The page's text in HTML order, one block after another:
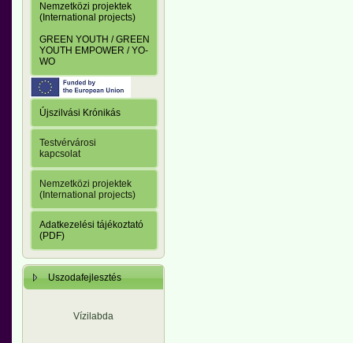
Nemzetközi projektek
(International projects)
GREEN YOUTH / GREEN
YOUTH EMPOWER / YO-
WO
Újszilvási Krónikás
Testvérvárosi
kapcsolat
Nemzetközi projektek
(International projects)
Adatkezelési tájékoztató
(PDF)
Uszodafejlesztés
Vízilabda